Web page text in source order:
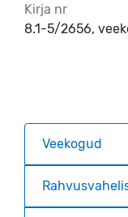
Kirja nr
8.1-5/2656,
Veekogud